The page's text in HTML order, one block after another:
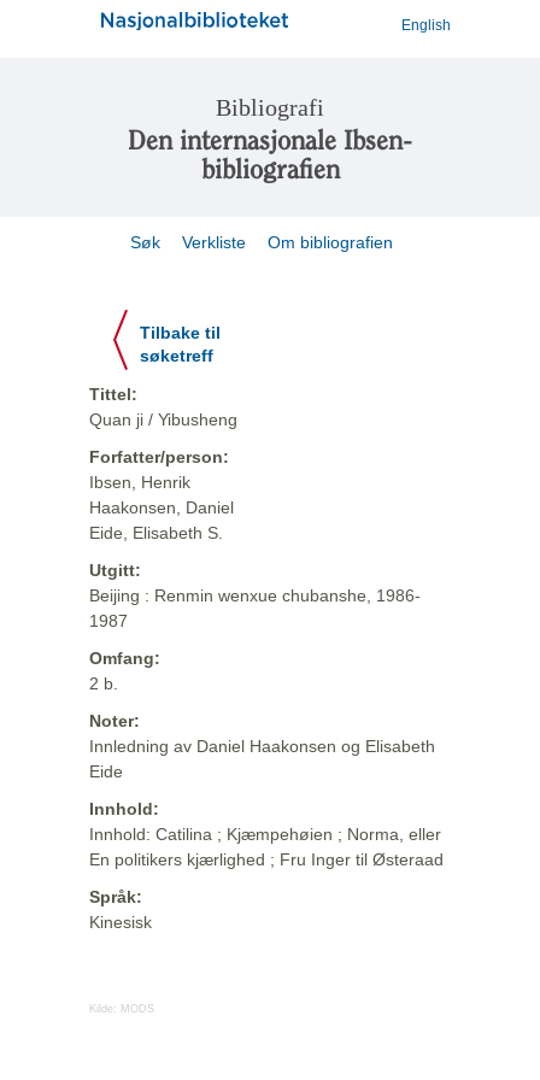
English
Bibliografi
Den internasjonale Ibsen-
bibliografien
Søk Verkliste Om bibliografien
Tilbake til
søketreff
Tittel:
Quan ji / Yibusheng
Forfatter/person:
Ibsen, Henrik
Haakonsen, Daniel
Eide, Elisabeth S.
Utgitt:
Beijing : Renmin wenxue chubanshe, 1986-
1987
Omfang:
2 b.
Noter:
Innledning av Daniel Haakonsen og Elisabeth
Eide
Innhold:
Innhold: Catilina ; Kjæmpehøien ; Norma, eller
En politikers kjærlighed ; Fru Inger til Østeraad
Språk:
Kinesisk
Kilde: MODS